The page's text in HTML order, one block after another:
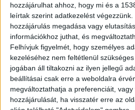
hozzájárulhat ahhoz, hogy mi és a
leírtak szerint adatkezelést
hozzájárulás megadása vagy
információkhoz juthat, és
Felhívjuk figyelmét, hogy személyes
kezeléséhez nem feltétlenül
jogában áll tiltakozni az ilyen jellegű
beállításai csak erre a weboldalra
megváltoztathatja a preferenciáit, vagy
hozzájárulását, ha visszatér erre az
KONCERT ENNYIRE
ENNYIRE SZEXI?
VISSZAFOGOTTAN
VÉGÉRE IGAZI